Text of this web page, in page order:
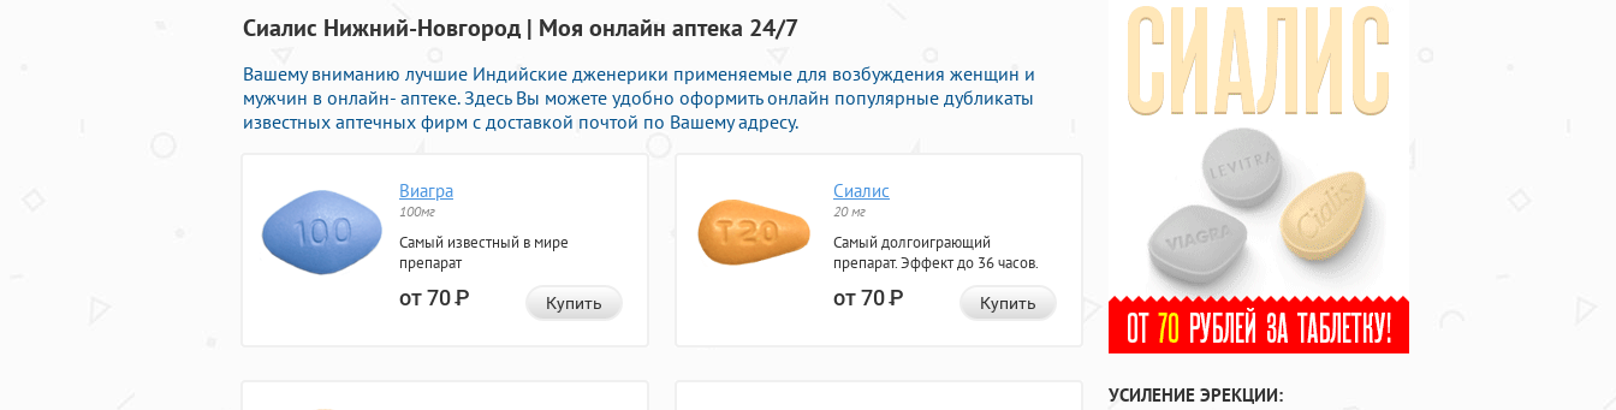
Сиалис Нижний-Новгород | Моя онлайн аптека 24/7
Вашему вниманию лучшие Индийские дженерики применяемые для возбуждения женщин и
мужчин в онлайн- аптеке. Здесь Вы можете удобно оформить онлайн популярные дубликаты
известных аптечных фирм с доставкой почтой по Вашему адресу.
Виагра
100мг
Самый известный в мире
препарат
от 70Р Купить
Сиалис
20 мг
Самый долгоиграющий
препарат. Эффект до 36 часов.
от 70Р Купить
УСИЛЕНИЕ ЭРЕКЦИИ: